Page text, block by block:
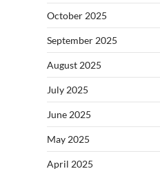
October 2025
September 2025
August 2025
July 2025
June 2025
May 2025
April 2025